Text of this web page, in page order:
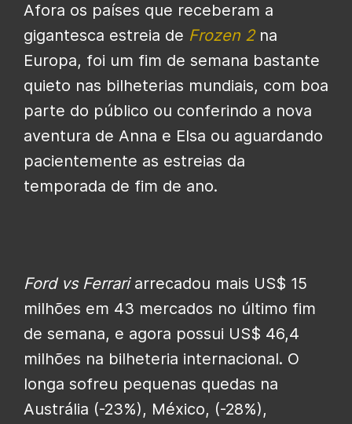
Afora os países que receberam a
gigantesca estreia de Frozen 2na
Europa, foi um fim de semana bastante
quieto nas bilheterias mundiais, com boa
parte do público ou conferindo a nova
aventura de Anna e Elsa ou aguardando
pacientemente as estreias da
temporada de fim de ano.
Ford vs Ferrariarrecadou mais US$ 15
milhões em 43 mercados no último fim
de semana, e agora possui US$ 46,4
milhões na bilheteria internacional. O
longa sofreu pequenas quedas na
Austrália (-23%), México, (-28%),